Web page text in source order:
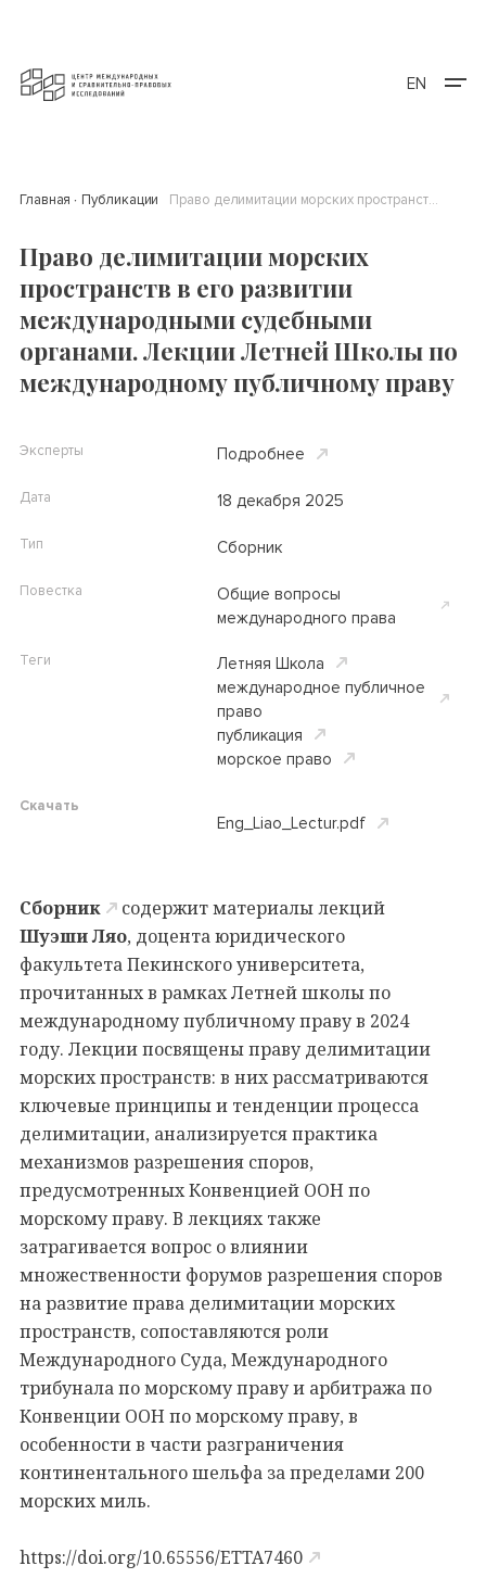
EN
Главная Публикации Право делимитации морских пространств в его развитии международными судебными органами. Лекции Летней Школы по международному публичному праву
Право делимитации морских
пространств в его развитии
международными судебными
органами. Лекции Летней Школы по
международному публичному праву
Сборник
содержит материалы лекций
Шуэши Ляо, доцента юридического
факультета Пекинского университета,
прочитанных в рамках Летней школы по
международному публичному праву в 2024
году. Лекции посвящены праву делимитации
морских пространств: в них рассматриваются
ключевые принципы и тенденции процесса
делимитации, анализируется практика
механизмов разрешения споров,
предусмотренных Конвенцией ООН по
морскому праву. В лекциях также
затрагивается вопрос о влиянии
множественности форумов разрешения споров
на развитие права делимитации морских
пространств, сопоставляются роли
Международного Суда, Международного
трибунала по морскому праву и арбитража по
Конвенции ООН по морскому праву, в
особенности в части разграничения
континентального шельфа за пределами 200
морских миль.
https://doi.org/10.65556/ETTA7460
Эксперты Подробнее
Дата 18 декабря 2025
Тип Сборник
Повестка
Общие вопросы
международного права
Теги
Летняя Школа
международное публичное
право
публикация
морское право
Скачать
Eng_Liao_Lectur.pdf